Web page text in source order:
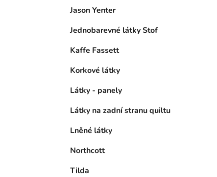
Jason Yenter
Jednobarevné látky Stof
Kaffe Fassett
Korkové látky
Látky - panely
Látky na zadní stranu quiltu
Lněné látky
Northcott
Tilda